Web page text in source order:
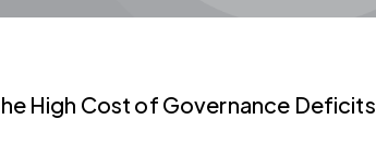
High Cost of Governance Deficits